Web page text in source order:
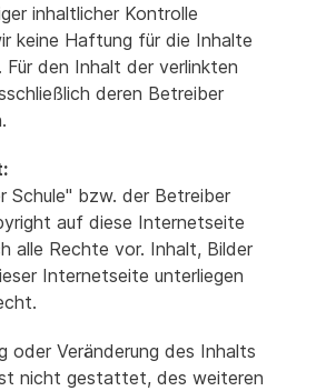
inhaltlicher Kontrolle
keine Haftung für die Inhalte
Für den Inhalt der verlinkten
deren Betreiber
Schule" bzw. der Betreiber
auf diese Internetseite
alle Rechte vor. Inhalt, Bilder
Internetseite unterliegen
oder Veränderung des Inhalts
nicht gestattet, des weiteren